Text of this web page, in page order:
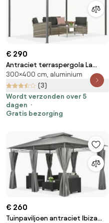
€ 290
Antraciet terraspergola La
Palma 3x4 Garden Point
300×400 cm, aluminium
(3)
Wordt verzonden over 5
dagen
Gratis bezorging
€ 260
Tuinpaviljoen antraciet Ibiza